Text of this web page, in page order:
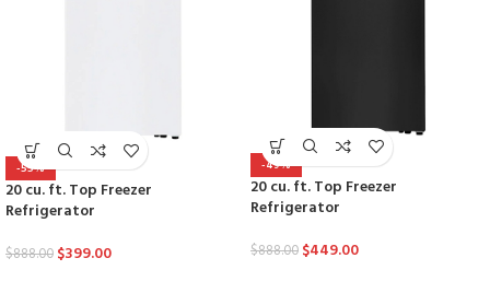
-55%
20 cu. ft. Top Freezer
Refrigerator
$888.00 $399.00
-49%
20 cu. ft. Top Freezer
Refrigerator
$888.00 $449.00